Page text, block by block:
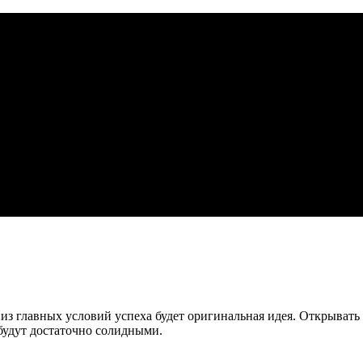
условий успеха будет оригинальная идея. Открывать
достаточно солидными.